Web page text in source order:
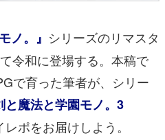
ノ。』 シリーズのリマスタ
令和に登場する。本稿で
で育った筆者が、シリー
と魔法と学園モノ。3
ポをお届けしよう。